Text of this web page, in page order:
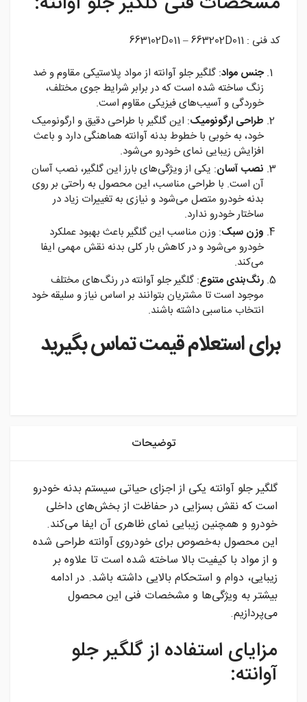
کد فنی : 663102D011 – 663202D011
جنس مواد: گلگیر جلو آوانته از مواد پلاستیکی مقاوم و ضد
زنگ ساخته شده است که در برابر شرایط جوی مختلف،
خوردگی و آسیب‌های فیزیکی مقاوم است.
طراحی ارگونومیک: این گلگیر با طراحی دقیق و ارگونومیک
خود، به خوبی با خطوط بدنه آوانته هماهنگی دارد و باعث
افزایش زیبایی نمای خودرو می‌شود.
نصب آسان: یکی از ویژگی‌های بارز این گلگیر، نصب آسان
آن است. با طراحی مناسب، این محصول به راحتی بر روی
بدنه خودرو متصل می‌شود و نیازی به تغییرات زیاد در
ساختار خودرو ندارد.
وزن سبک: وزن مناسب این گلگیر باعث بهبود عملکرد
خودرو می‌شود و در کاهش بار کلی بدنه نقش مهمی ایفا
می‌کند.
رنگ‌بندی متنوع: گلگیر جلو آوانته در رنگ‌های مختلف
موجود است تا مشتریان بتوانند بر اساس نیاز و سلیقه خود
انتخاب مناسبی داشته باشند.
برای استعلام قیمت تماس بگیرید
توضیحات
گلگیر جلو آوانته یکی از اجزای حیاتی سیستم بدنه خودرو
است که نقش بسزایی در حفاظت از بخش‌های داخلی
خودرو و همچنین زیبایی نمای ظاهری آن ایفا می‌کند.
این محصول به‌خصوص برای خودروی آوانته طراحی شده
و از مواد با کیفیت بالا ساخته شده است تا علاوه بر
زیبایی، دوام و استحکام بالایی داشته باشد. در ادامه
بیشتر به ویژگی‌ها و مشخصات فنی این محصول
می‌پردازیم.
مزایای استفاده از گلگیر جلو
آوانته: